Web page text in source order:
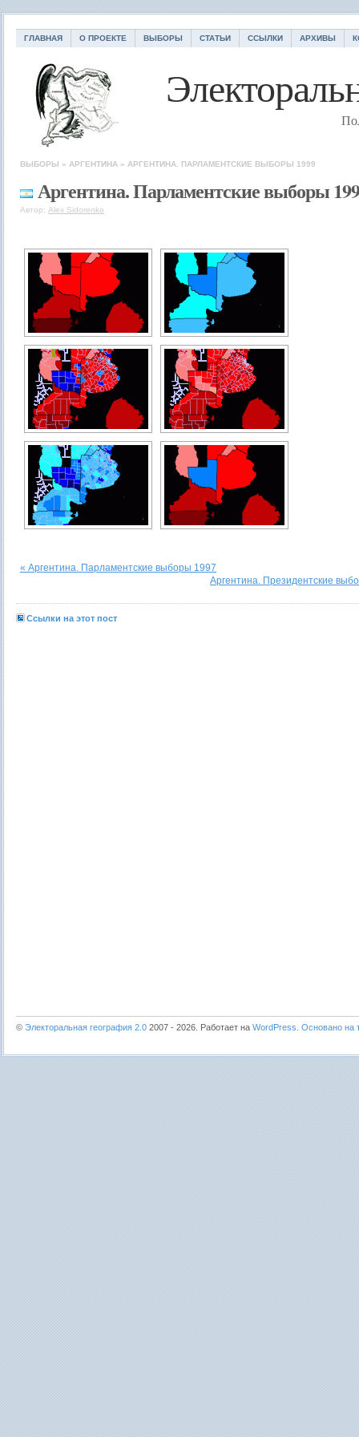
ГЛАВНАЯ О ПРОЕКТЕ ВЫБОРЫ СТАТЬИ ССЫЛКИ АРХИВЫ
ВЫБОРЫ » АРГЕНТИНА » АРГЕНТИНА. ПАРЛАМЕНТСКИЕ ВЫБОРЫ 1999
Аргентина. Парламентские выборы
Автор: Alex Sidorenko
« Аргентина. Парламентские выборы 1997
Аргентина. Президентские
Ссылки на этот пост
© Электоральная география 2.0 2007 - 2026. Работает на WordPress Основано на